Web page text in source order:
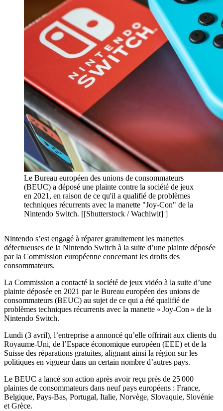
Le Bureau européen des unions de consommateurs
(BEUC) a déposé une plainte contre la société de jeux
en 2021, en raison de ce qu'il a qualifié de problèmes
techniques récurrents avec la manette "Joy-Con" de la
Nintendo Switch. [[Shutterstock / Wachiwit] ]
Nintendo s’est engagé à réparer gratuitement les manettes
défectueuses de la Nintendo Switch à la suite d’une plainte déposée
par la Commission européenne concernant les droits des
consommateurs.
La Commission a contacté la société de jeux vidéo à la suite d’une
plainte déposée en 2021 par le Bureau européen des unions de
consommateurs (BEUC) au sujet de ce qui a été qualifié de
problèmes techniques récurrents avec la manette « Joy-Con » de la
Nintendo Switch.
Lundi (3 avril), l’entreprise a annoncé qu’elle offrirait aux clients du
Royaume-Uni, de l’Espace économique européen (EEE) et de la
Suisse des réparations gratuites, alignant ainsi la région sur les
politiques en vigueur dans un certain nombre d’autres pays.
Le BEUC a lancé son action après avoir reçu près de 25 000
plaintes de consommateurs dans neuf pays européens : France,
Belgique, Pays-Bas, Portugal, Italie, Norvège, Slovaquie, Slovénie
et Grèce.